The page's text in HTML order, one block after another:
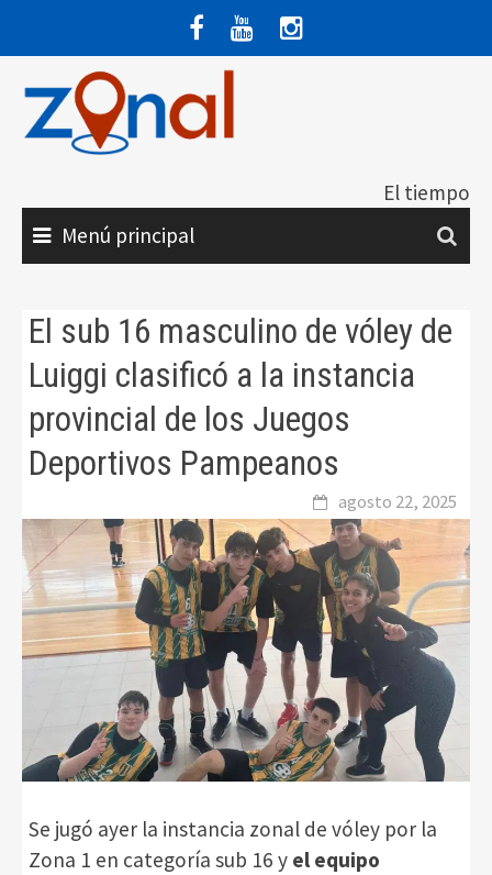
contenido
El tiempo
Menú principal
El sub 16 masculino de vóley de
Luiggi clasificó a la instancia
provincial de los Juegos
Deportivos Pampeanos
agosto 22, 2025
Se jugó ayer la instancia zonal de vóley por la
Zona 1 en categoría sub 16 y el equipo